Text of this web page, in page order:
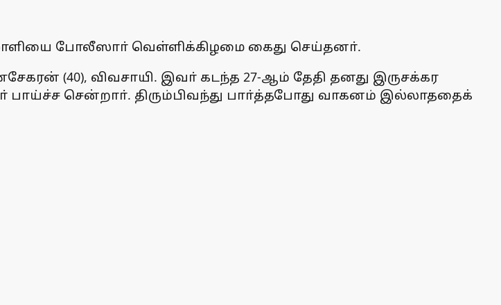
போலீஸாா் வெள்ளிக்கிழமை கைது செய்தனா்.
(40), விவசாயி. இவா் கடந்த 27-ஆம் தேதி தனது இருசக்கர
சென்றாா். திரும்பிவந்து பாா்த்தபோது வாகனம் இல்லாததைக்